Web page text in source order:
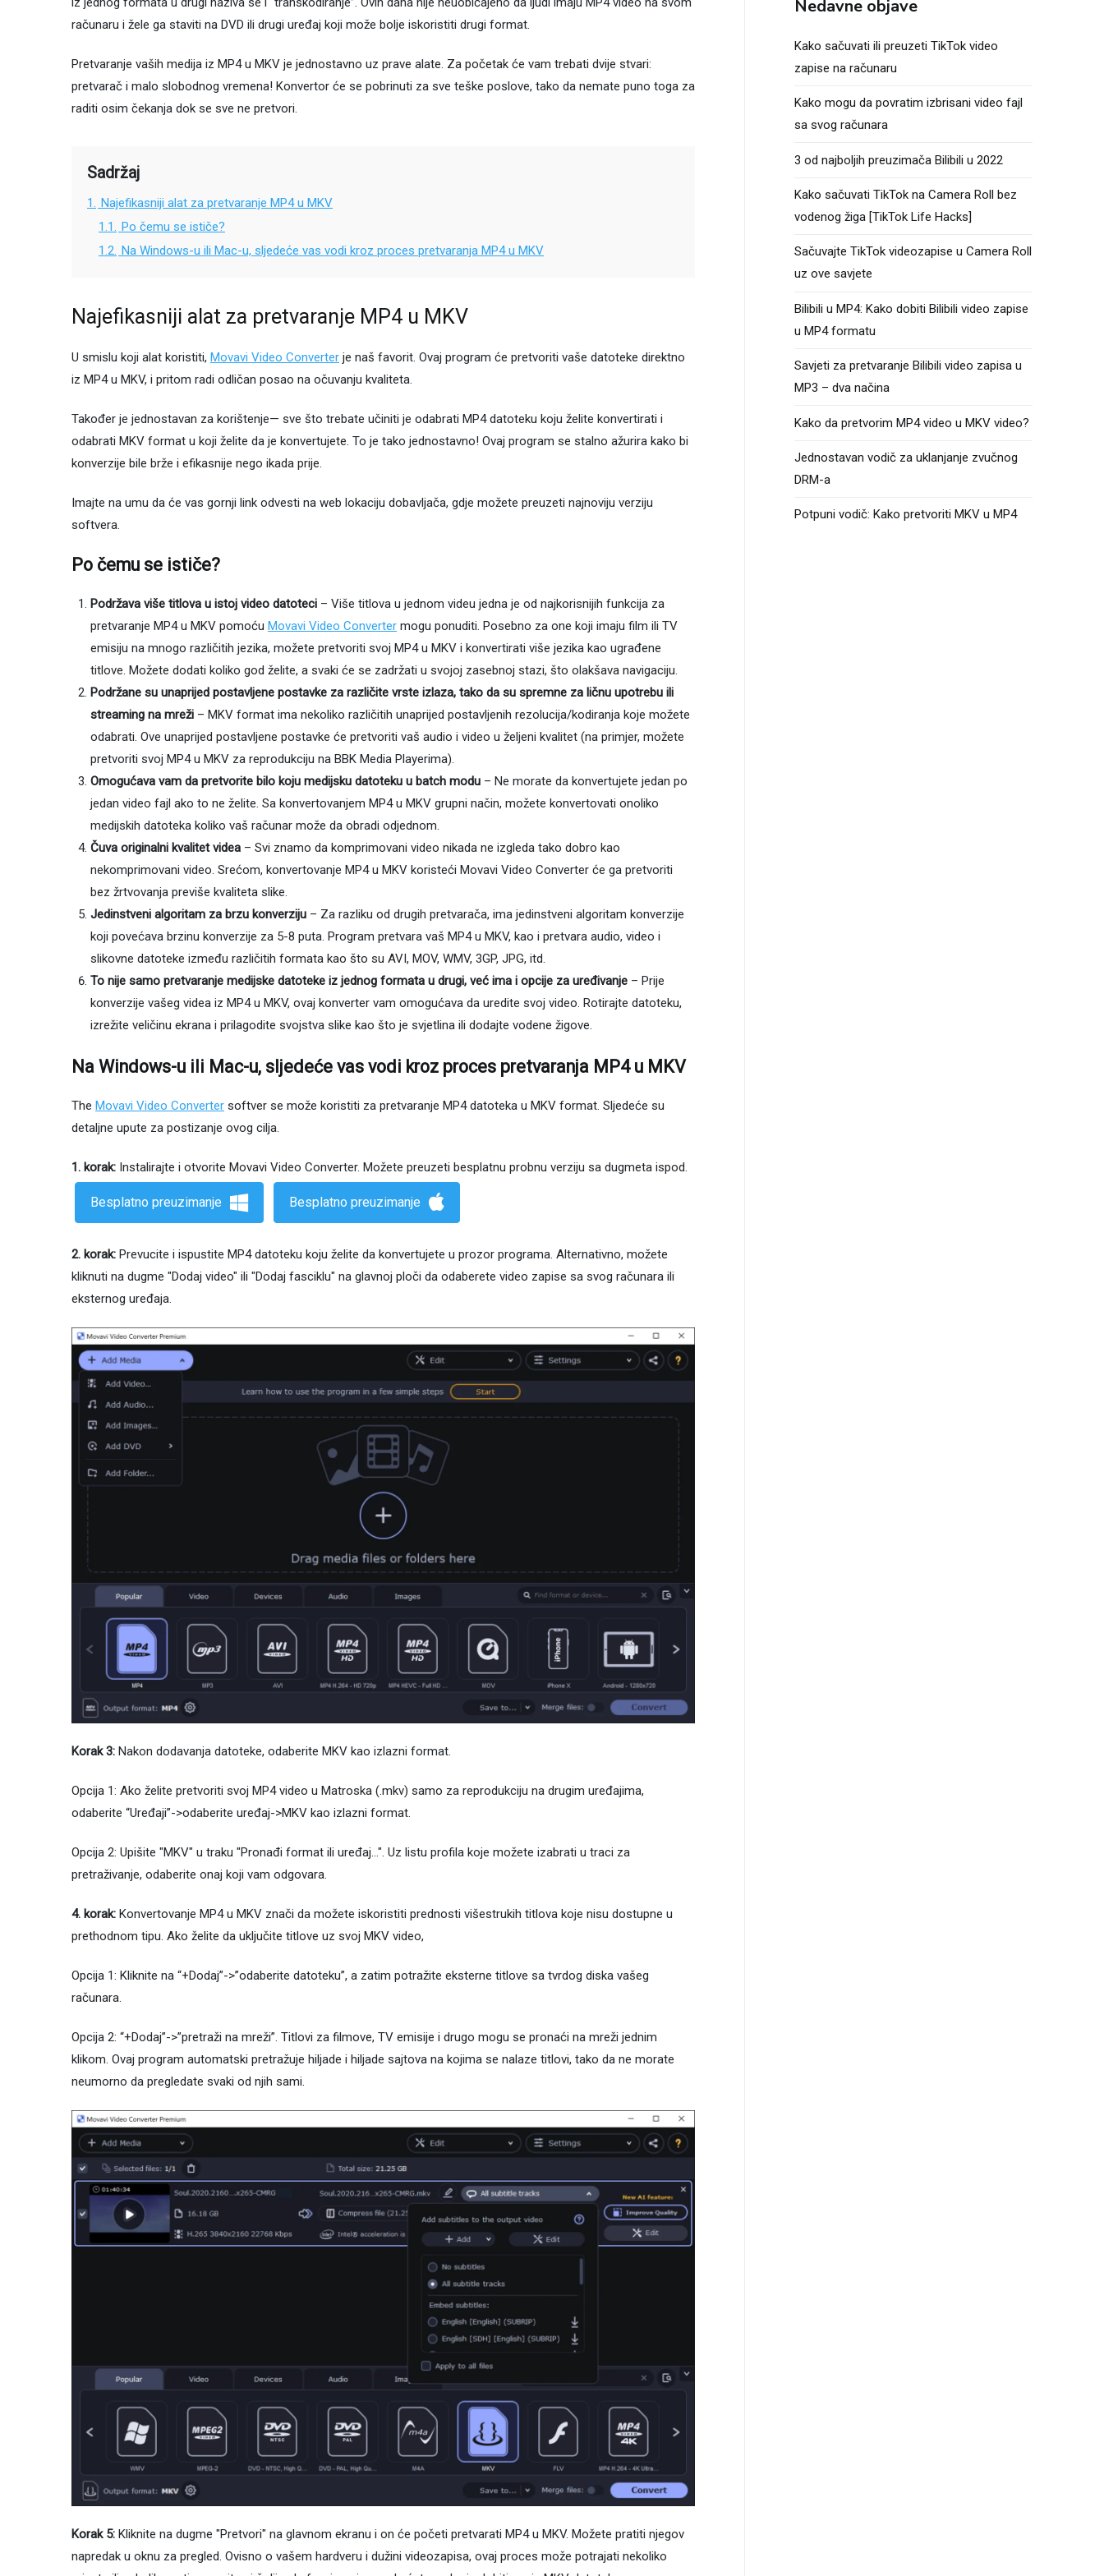
računaru i žele ga staviti na DVD ili drugi uređaj koji može bolje iskoristiti drugi format.
Pretvaranje vaših medija iz MP4 u MKV je jednostavno uz prave alate. Za početak će vam trebati dvije stvari:
pretvarač i malo slobodnog vremena! Konvertor će se pobrinuti za sve teške poslove, tako da nemate puno toga za
raditi osim čekanja dok se sve ne pretvori.
Sadržaj
1.
Najefikasniji alat za pretvaranje MP4 u MKV
1.1.
Po čemu se ističe?
1.2. Na Windows-u ili Mac-u, sljedeće vas vodi kroz proces pretvaranja MP4 u MKV
Najefikasniji alat za pretvaranje MP4 u MKV
U smislu koji alat koristiti, Movavi Video Converter je naš favorit. Ovaj program će pretvoriti vaše datoteke direktno
iz MP4 u MKV, i pritom radi odličan posao na očuvanju kvaliteta.
Također je jednostavan za korištenje— sve što trebate učiniti je odabrati MP4 datoteku koju želite konvertirati i
odabrati MKV format u koji želite da je konvertujete. To je tako jednostavno! Ovaj program se stalno ažurira kako bi
konverzije bile brže i efikasnije nego ikada prije.
Imajte na umu da će vas gornji link odvesti na web lokaciju dobavljača, gdje možete preuzeti najnoviju verziju
softvera.
Po čemu se ističe?
Podržava više titlova u istoj video datoteci – Više titlova u jednom videu jedna je od najkorisnijih funkcija za
pretvaranje MP4 u MKV pomoćuMovavi Video Converter mogu ponuditi. Posebno za one koji imaju film ili TV
emisiju na mnogo različitih jezika, možete pretvoriti svoj MP4 u MKV i konvertirati više jezika kao ugrađene
titlove. Možete dodati koliko god želite, a svaki će se zadržati u svojoj zasebnoj stazi, što olakšava navigaciju.
Podržane su unaprijed postavljene postavke za različite vrste izlaza, tako da su spremne za ličnu upotrebu ili
streaming na mreži – MKV format ima nekoliko različitih unaprijed postavljenih rezolucija/kodiranja koje možete
odabrati. Ove unaprijed postavljene postavke će pretvoriti vaš audio i video u željeni kvalitet (na primjer, možete
pretvoriti svoj MP4 u MKV za reprodukciju na BBK Media Playerima).
Omogućava vam da pretvorite bilo koju medijsku datoteku u batch modu – Ne morate da konvertujete jedan po
jedan video fajl ako to ne želite. Sa konvertovanjem MP4 u MKV grupni način, možete konvertovati onoliko
medijskih datoteka koliko vaš računar može da obradi odjednom.
Čuva originalni kvalitet videa – Svi znamo da komprimovani video nikada ne izgleda tako dobro kao
nekomprimovani video. Srećom, konvertovanje MP4 u MKV koristeći Movavi Video Converter će ga pretvoriti
bez žrtvovanja previše kvaliteta slike.
Jedinstveni algoritam za brzu konverziju – Za razliku od drugih pretvarača, ima jedinstveni algoritam konverzije
koji povećava brzinu konverzije za 5-8 puta. Program pretvara vaš MP4 u MKV, kao i pretvara audio, video i
slikovne datoteke između različitih formata kao što su AVI, MOV, WMV, 3GP, JPG, itd.
To nije samo pretvaranje medijske datoteke iz jednog formata u drugi, već ima i opcije za uređivanje – Prije
konverzije vašeg videa iz MP4 u MKV, ovaj konverter vam omogućava da uredite svoj video. Rotirajte datoteku,
izrežite veličinu ekrana i prilagodite svojstva slike kao što je svjetlina ili dodajte vodene žigove.
Na Windows-u ili Mac-u, sljedeće vas vodi kroz proces pretvaranja MP4 u MKV
The Movavi Video Converter softver se može koristiti za pretvaranje MP4 datoteka u MKV format. Sljedeće su
detaljne upute za postizanje ovog cilja.
1. korak: Instalirajte i otvorite Movavi Video Converter. Možete preuzeti besplatnu probnu verziju sa dugmeta ispod.
Besplatno preuzimanje Besplatno preuzimanje
2. korak: Prevucite i ispustite MP4 datoteku koju želite da konvertujete u prozor programa. Alternativno, možete
kliknuti na dugme "Dodaj video" ili "Dodaj fasciklu" na glavnoj ploči da odaberete video zapise sa svog računara ili
eksternog uređaja.
Korak 3: Nakon dodavanja datoteke, odaberite MKV kao izlazni format.
Opcija 1: Ako želite pretvoriti svoj MP4 video u Matroska (.mkv) samo za reprodukciju na drugim uređajima,
odaberite “Uređaji”->odaberite uređaj->MKV kao izlazni format.
Opcija 2: Upišite "MKV" u traku "Pronađi format ili uređaj...". Uz listu profila koje možete izabrati u traci za
pretraživanje, odaberite onaj koji vam odgovara.
4. korak: Konvertovanje MP4 u MKV znači da možete iskoristiti prednosti višestrukih titlova koje nisu dostupne u
prethodnom tipu. Ako želite da uključite titlove uz svoj MKV video,
Opcija 1: Kliknite na “+Dodaj”->”odaberite datoteku”, a zatim potražite eksterne titlove sa tvrdog diska vašeg
računara.
Opcija 2: “+Dodaj”->”pretraži na mreži”. Titlovi za filmove, TV emisije i drugo mogu se pronaći na mreži jednim
klikom. Ovaj program automatski pretražuje hiljade i hiljade sajtova na kojima se nalaze titlovi, tako da ne morate
neumorno da pregledate svaki od njih sami.
Korak 5: Kliknite na dugme "Pretvori" na glavnom ekranu i on će početi pretvarati MP4 u MKV. Možete pratiti njegov
napredak u oknu za pregled. Ovisno o vašem hardveru i dužini videozapisa, ovaj proces može potrajati nekoliko
Nedavne objave
Kako sačuvati ili preuzeti TikTok video
zapise na računaru
Kako mogu da povratim izbrisani video fajl
sa svog računara
3 od najboljih preuzimača Bilibili u 2022
Kako sačuvati TikTok na Camera Roll bez
vodenog žiga [TikTok Life Hacks]
Sačuvajte TikTok videozapise u Camera Roll
uz ove savjete
Bilibili u MP4: Kako dobiti Bilibili video zapise
u MP4 formatu
Savjeti za pretvaranje Bilibili video zapisa u
MP3 – dva načina
Kako da pretvorim MP4 video u MKV video?
Jednostavan vodič za uklanjanje zvučnog
DRM-a
Potpuni vodič: Kako pretvoriti MKV u MP4